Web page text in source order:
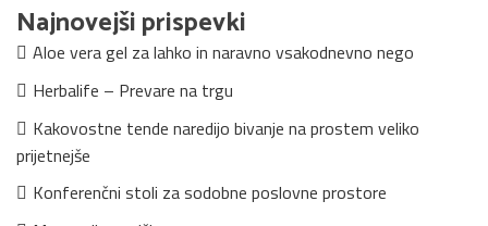
Najnovejši prispevki
Aloe vera gel za lahko in naravno vsakodnevno nego
Herbalife – Prevare na trgu
Kakovostne tende naredijo bivanje na prostem veliko
prijetnejše
Konferenčni stoli za sodobne poslovne prostore